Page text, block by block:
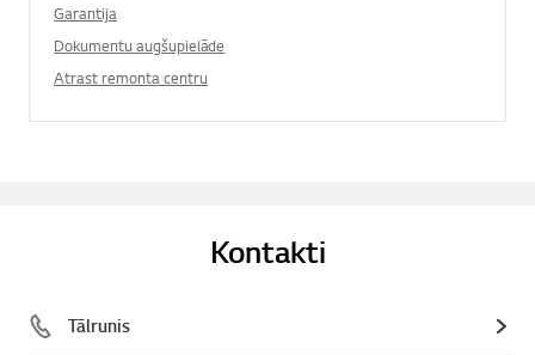
Garantija
Dokumentu augšupielāde
Atrast remonta centru
Kontakti
Tālrunis